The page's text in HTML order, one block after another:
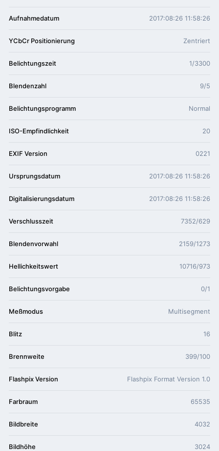
Aufnahmedatum 2017:08:26 11:58:26
YCbCr Positionierung Zentriert
Belichtungszeit 1/3300
Blendenzahl 9/5
Belichtungsprogramm Normal
ISO-Empfindlichkeit 20
EXIF Version 0221
Ursprungsdatum 2017:08:26 11:58:26
Digitalisierungsdatum 2017:08:26 11:58:26
Verschlusszeit 7352/629
Blendenvorwahl 2159/1273
Hellichkeitswert 10716/973
Belichtungsvorgabe 0/1
Meßmodus Multisegment
Blitz 16
Brennweite 399/100
Flashpix Version Flashpix Format Version 1.0
Farbraum 65535
Bildbreite 4032
Bildhöhe 3024